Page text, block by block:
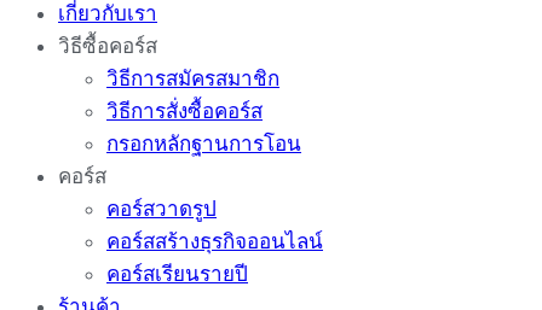
เกี่ยวกับเรา
วิธีซื้อคอร์ส
วิธีการสมัครสมาชิก
วิธีการสั่งซื้อคอร์ส
กรอกหลักฐานการโอน
คอร์ส
คอร์สวาดรูป
คอร์สสร้างธุรกิจออนไลน์
คอร์สเรียนรายปี